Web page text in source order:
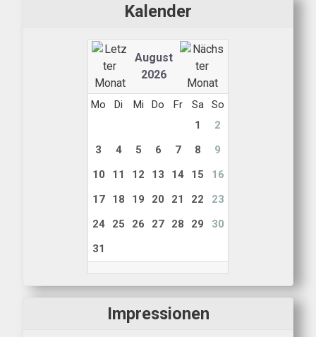
Kalender
August
2026
Mo Di Mi Do Fr Sa
So
1
2
3
4 5 6 7 8
9
10
11 12 13 14 15
16
17
18 19 20 21 22
23
24
25 26 27 28 29
30
31
Impressionen